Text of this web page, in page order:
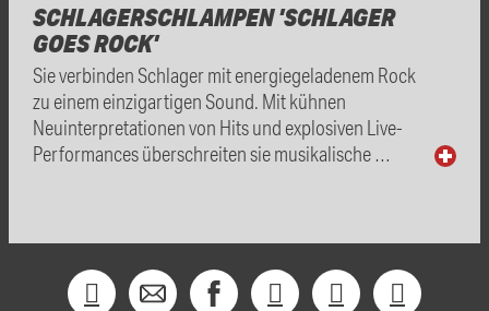
SCHLAGERSCHLAMPEN 'SCHLAGER
GOES ROCK'
Sie verbinden Schlager mit energiegeladenem Rock
zu einem einzigartigen Sound. Mit kühnen
Neuinterpretationen von Hits und explosiven Live-
Performances überschreiten sie musikalische …